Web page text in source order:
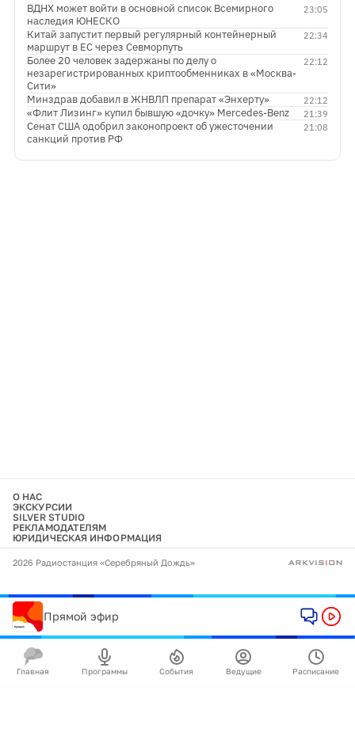
23:05
ВДНХ может войти в основной список Всемирного
наследия ЮНЕСКО
22:34
Китай запустит первый регулярный контейнерный
маршрут в ЕС через Севморпуть
22:12
Более 20 человек задержаны по делу о
незарегистрированных криптообменниках в «Москва-
Сити»
22:12
Минздрав добавил в ЖНВЛП препарат «Энхерту»
21:39
«Флит Лизинг» купил бывшую «дочку» Mercedes-Benz
21:08
Сенат США одобрил законопроект об ужесточении
санкций против РФ
О НАС
ЭКСКУРСИИ
SILVER STUDIO
РЕКЛАМОДАТЕЛЯМ
ЮРИДИЧЕСКАЯ ИНФОРМАЦИЯ
2026 Радиостанция «Серебряный Дождь»
Прямой эфир
Главная Программы События Ведущие Расписание